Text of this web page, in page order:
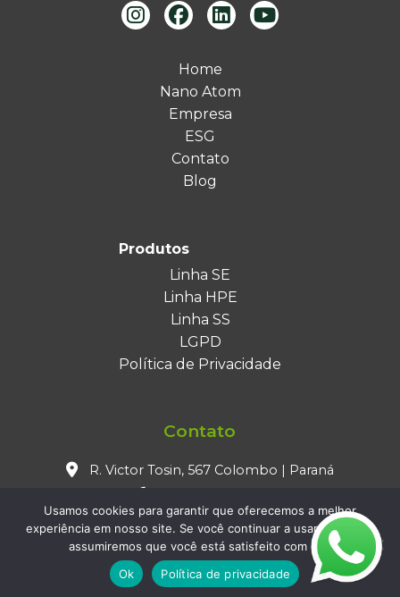
Home
Nano Atom
Empresa
ESG
Contato
Blog
Produtos
Linha SE
Linha HPE
Linha SS
LGPD
Política de Privacidade
Contato
R. Victor Tosin, 567 Colombo | Paraná
@pollifertilizantes.com.br
Todos os direitos reservados à Polli Fertilizantes Especiais
Usamos cookies para garantir que oferecemos a melhor
experiência em nosso site. Se você continuar a usar este site,
assumiremos que você está satisfeito com ele.
Ok
Política de privacidade